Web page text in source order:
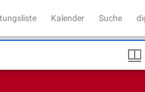
Kalender Suche